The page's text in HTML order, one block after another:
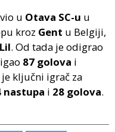
u Otava SC-u u
kroz Gent u Belgiji,
Lil. Od tada je odigrao
87 golova i
je ključni igrač za
nastupa i 28 golova.